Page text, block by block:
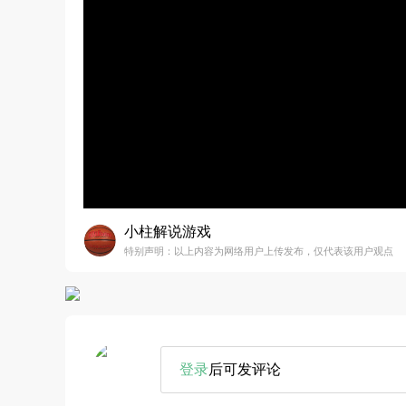
小柱解说游戏
特别声明：以上内容为网络用户上传发布，仅代表该用户观点
登录后可发评论